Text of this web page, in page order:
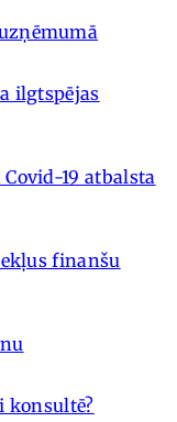
ilgtspējas
19 atbalsta
finanšu
konsultē?